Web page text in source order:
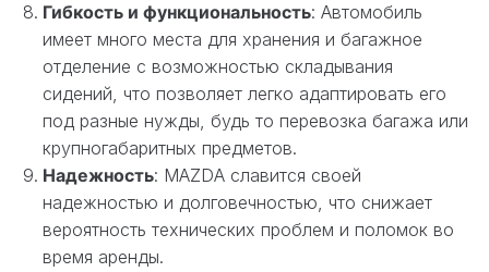
Гибкость и функциональность: Автомобиль
имеет много места для хранения и багажное
отделение с возможностью складывания
сидений, что позволяет легко адаптировать его
под разные нужды, будь то перевозка багажа или
крупногабаритных предметов.
Надежность: MAZDA славится своей
надежностью и долговечностью, что снижает
вероятность технических проблем и поломок во
время аренды.